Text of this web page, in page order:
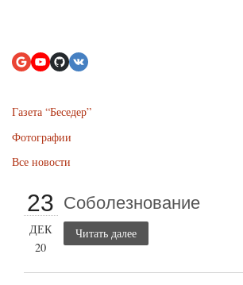
Газета “Беседер”
Фотографии
Все новости
23
ДЕК
20
Соболезнование
Читать далее